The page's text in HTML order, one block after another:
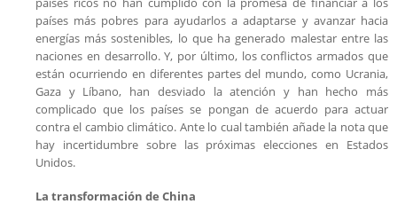
países más pobres para ayudarlos a adaptarse y avanzar hacia
energías más sostenibles, lo que ha generado malestar entre las
naciones en desarrollo. Y, por último, los conflictos armados que
están ocurriendo en diferentes partes del mundo, como Ucrania,
Gaza y Líbano, han desviado la atención y han hecho más
complicado que los países se pongan de acuerdo para actuar
contra el cambio climático. Ante lo cual también añade la nota que
hay incertidumbre sobre las próximas elecciones en Estados
Unidos.
La transformación de China